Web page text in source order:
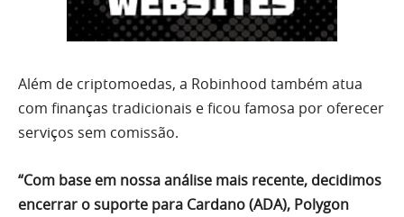
Além de criptomoedas, a Robinhood também atua
com finanças tradicionais e ficou famosa por oferecer
serviços sem comissão.
“Com base em nossa análise mais recente, decidimos
encerrar o suporte para Cardano (ADA), Polygon